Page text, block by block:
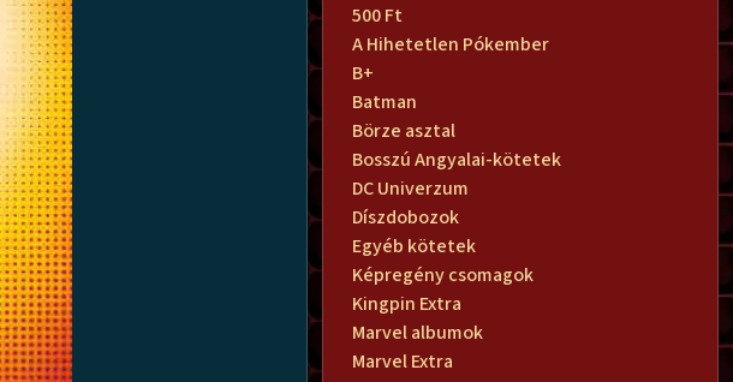
500 Ft
A Hihetetlen Pókember
B+
Batman
Börze asztal
Bosszú Angyalai-kötetek
DC Univerzum
Díszdobozok
Egyéb kötetek
Képregény csomagok
Kingpin Extra
Marvel albumok
Marvel Extra